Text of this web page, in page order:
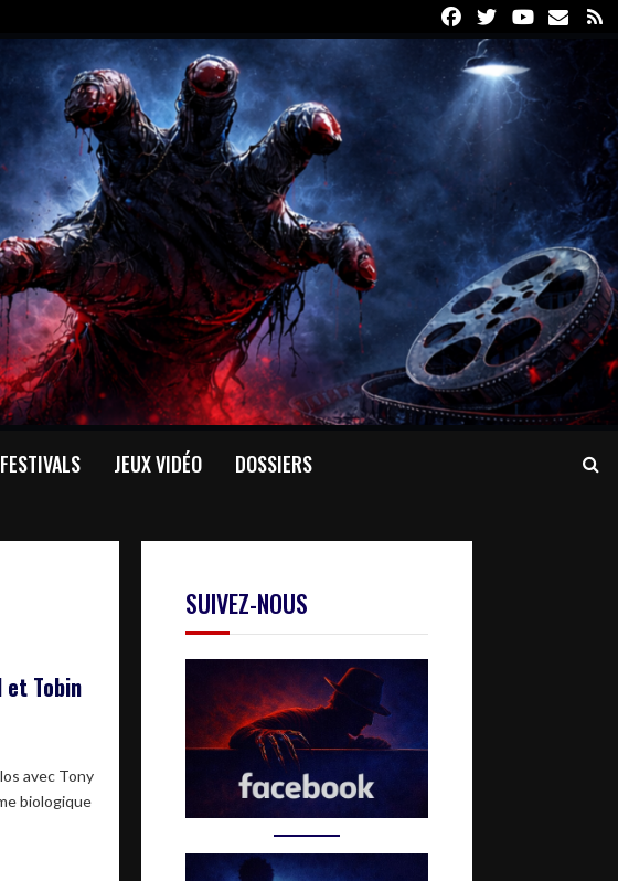
FacebookTwitterYoutube
Email
FESTIVALS JEUX VIDÉO DOSSIERS
et Tobin
avec Tony
biologique
SUIVEZ-NOUS